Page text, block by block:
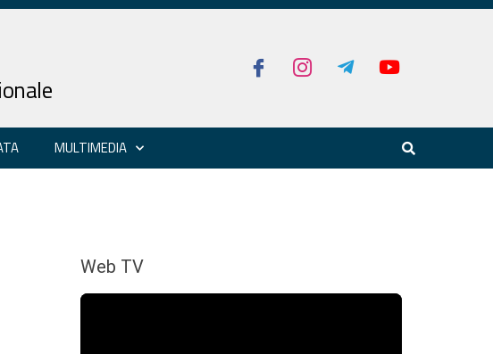
MULTIMEDIA
Web TV